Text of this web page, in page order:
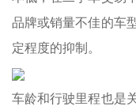
品牌或销量不佳的车
定程度的抑制。
车龄和行驶里程也是